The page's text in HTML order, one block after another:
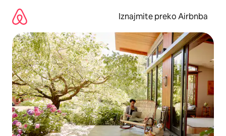
sadržaj
Iznajmite preko Airbnba